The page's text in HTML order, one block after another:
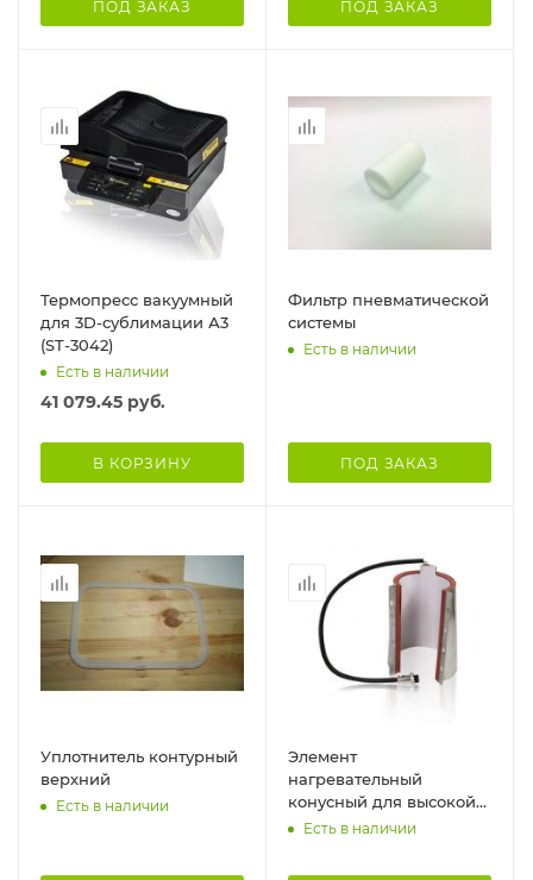
ПОД ЗАКАЗ ПОД ЗАКАЗ
Термопресс вакуумный
для 3D-сублимации А3
(ST-3042)
Есть в наличии
41 079.45 руб.
В КОРЗИНУ
Фильтр пневматической
системы
Есть в наличии
ПОД ЗАКАЗ
Уплотнитель контурный
верхний
Есть в наличии
Элемент
нагревательный
конусный для высокой
кружки
Есть в наличии